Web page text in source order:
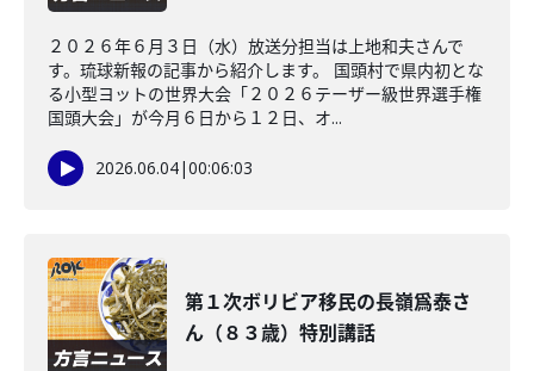
２０２６年６月３日（水）放送分担当は上地和夫さんで
す。琉球新報の記事から紹介します。 国頭村で県内初とな
る小型ヨットの世界大会「２０２６テーザー級世界選手権
国頭大会」が今月６日から１２日、オ...
2026.06.04|00:06:03
第１次ボリビア移民の長嶺爲泰さ
ん（８３歳）特別講話